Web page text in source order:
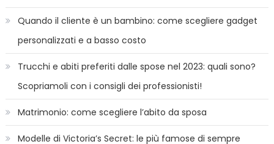
Quando il cliente è un bambino: come scegliere gadget
personalizzati e a basso costo
Trucchi e abiti preferiti dalle spose nel 2023: quali sono?
Scopriamoli con i consigli dei professionisti!
Matrimonio: come scegliere l’abito da sposa
Modelle di Victoria’s Secret: le più famose di sempre